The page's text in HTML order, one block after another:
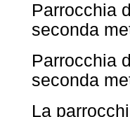
seconda
seconda